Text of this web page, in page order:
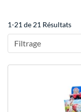
1-21 de 21 Résultats
Filtrage